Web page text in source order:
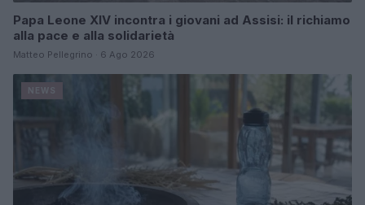
Papa Leone XIV incontra i giovani ad Assisi: il richiamo
alla pace e alla solidarietà
Matteo Pellegrino · 6 Ago 2026